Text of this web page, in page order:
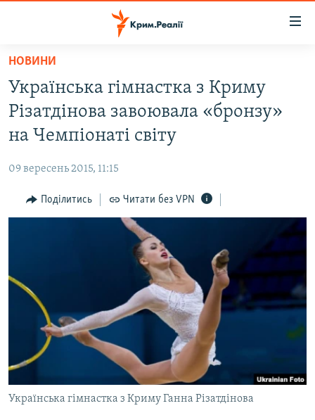
Перейти
основного
матеріалу
Перейти
до
основної
навігації
Перейти
до
ВОДА.КРИМ
ВІДЕО ТА ФОТО
БЛОГИ
ПОГЛЯД
СПЕЦПРОЕКТИ
ДЕПОРТАЦІЯ
ВІДЕОУРОКИ «ELIFBE»
СВІДЧЕННЯ ОКУПАЦІЇ
УКРАЇНСЬКА ПРОБЛЕМА КРИМУ
ІНФОГРАФІКА
ЯК ОБІЙТИ БЛОКУВАННЯ
Русский
Qırımtatar
ДОЛУЧАЙСЯ!
НОВИНИ
Українська гімнастка з Криму
Різатдінова завоювала «бронзу»
на Чемпіонаті світу
09 вересень 2015, 11:15
Поділитись Читати без VPN
Українська гімнастка з Криму Ганна Різатдінова